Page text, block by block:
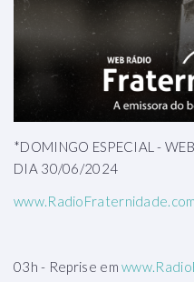
*DOMINGO ESPECIAL -
DIA 30/06/2024
03h - Reprise em